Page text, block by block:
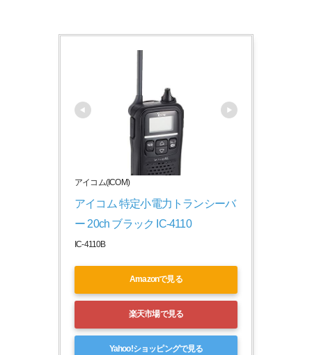
アイコム(ICOM)
アイコム 特定小電力トランシーバ
ー 20ch ブラック IC-4110
IC-4110B
Amazonで見る
楽天市場で見る
Yahoo!ショッピングで見る